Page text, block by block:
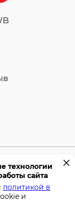
защищены.
технологии
сайта
политикой в
и